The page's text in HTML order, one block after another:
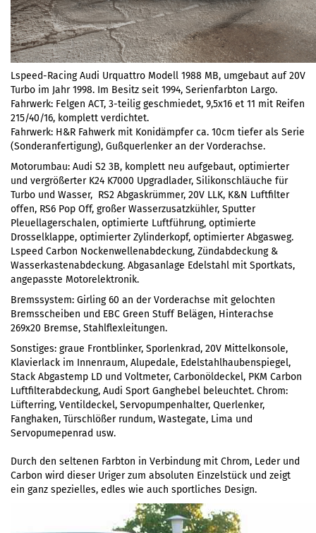
Lspeed-Racing Audi Urquattro Modell 1988 MB, umgebaut auf 20V
Turbo im Jahr 1998. Im Besitz seit 1994, Serienfarbton Largo.
Fahrwerk: Felgen ACT, 3-teilig geschmiedet, 9,5x16 et 11 mit Reifen
215/40/16, komplett verdichtet.
Fahrwerk: H&R Fahwerk mit Konidämpfer ca. 10cm tiefer als Serie
(Sonderanfertigung), Gußquerlenker an der Vorderachse.
Motorumbau: Audi S2 3B, komplett neu aufgebaut, optimierter
und vergrößerter K24 K7000 Upgradlader, Silikonschläuche für
Turbo und Wasser, RS2 Abgaskrümmer, 20V LLK, K&N Luftfilter
offen, RS6 Pop Off, großer Wasserzusatzkühler, Sputter
Pleuellagerschalen, optimierte Luftführung, optimierte
Drosselklappe, optimierter Zylinderkopf, optimierter Abgasweg.
Lspeed Carbon Nockenwellenabdeckung, Zündabdeckung &
Wasserkastenabdeckung. Abgasanlage Edelstahl mit Sportkats,
angepasste Motorelektronik.
Bremssystem: Girling 60 an der Vorderachse mit gelochten
Bremsscheiben und EBC Green Stuff Belägen, Hinterachse
269x20 Bremse, Stahlflexleitungen.
Sonstiges: graue Frontblinker, Sporlenkrad, 20V Mittelkonsole,
Klavierlack im Innenraum, Alupedale, Edelstahlhaubenspiegel,
Stack Abgastemp LD und Voltmeter, Carbonöldeckel, PKM Carbon
Luftfilterabdeckung, Audi Sport Ganghebel beleuchtet. Chrom:
Lüfterring, Ventildeckel, Servopumpenhalter, Querlenker,
Fanghaken, Türschlößer rundum, Wastegate, Lima und
Servopumepenrad usw.
Durch den seltenen Farbton in Verbindung mit Chrom, Leder und
Carbon wird dieser Uriger zum absoluten Einzelstück und zeigt
ein ganz spezielles, edles wie auch sportliches Design.